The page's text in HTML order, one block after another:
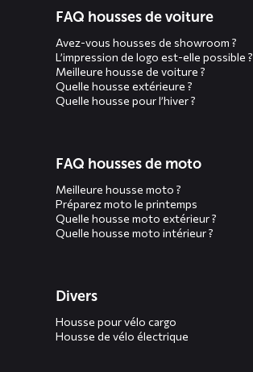
menusFAQ housses de voiture
Avez-vous housses de showroom ?
L’impression de logo est-elle possible ?
Meilleure housse de voiture ?
Quelle housse extérieure ?
Quelle housse pour l’hiver ?
FAQ housses de moto
Meilleure housse moto ?
Préparez moto le printemps
Quelle housse moto extérieur ?
Quelle housse moto intérieur ?
Divers
Housse pour vélo cargo
Housse de vélo électrique